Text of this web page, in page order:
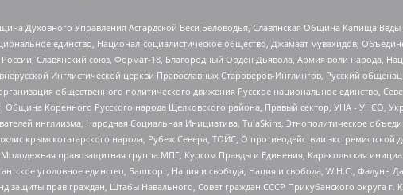
Духовного Управления Асгардской Веси Беловодья, Славянская Община Капища
единство, Национал-социалистическое общество, Джамаат мувахидов,
Славянский союз, Формат-18, Благородный Орден Дьявола, Армия воли народа,
Инглистической церкви Православных Староверов-Инглингов, Русский
общественного политического движения Русское национальное единство,
Коренного Русского народа Щелковского района, Правый сектор, УНА - УНСО,
инглиизма, Народная Социальная Инициатива, TulaSkins, Этнополитическое
крымскотатарского народа, Рубеж Севера, ТОЙС, О противодействии экстремистской
правозащитная группа МПГ, Курсом Правды и Единения, Каракольская
уголовное единство, Башкорт, Нация и свобода, Нация и свобода, W.H.С., Фалунь
прав граждан, Штабы Навального, Совет граждан СССР Прикубанского округа г.